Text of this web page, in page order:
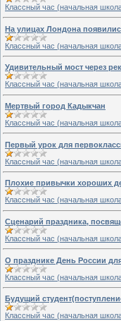
Классный час (начальная
На улицах Лондона
Классный час (начальная
Удивительный мост через
Классный час (начальная
Мертвый город Кадыкчан
Классный час (начальная
Первый урок для
Классный час (начальная
Плохие привычки хороших
Классный час (начальная
Сценарий праздника,
Классный час (начальная
О празднике День России
Классный час (начальная
Будущий
Классный час (начальная